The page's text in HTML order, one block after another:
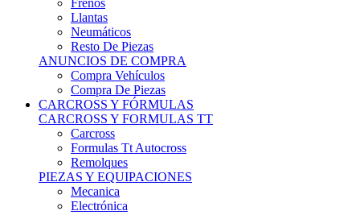
Neumáticos
Resto De Piezas
ANUNCIOS DE COMPRA
Compra Vehículos
Compra De Piezas
CARCROSS Y FÓRMULAS
CARCROSS Y FORMULAS TT
Carcross
Formulas Tt Autocross
Remolques
PIEZAS Y EQUIPACIONES
Mecanica
Electrónica
Chasis Y Carrocería